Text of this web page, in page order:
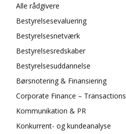
Alle rådgivere
Bestyrelsesevaluering
Bestyrelsesnetværk
Bestyrelsesredskaber
Bestyrelsesuddannelse
Børsnotering & Finansiering
Corporate Finance – Transactions
Kommunikation & PR
Konkurrent- og kundeanalyse